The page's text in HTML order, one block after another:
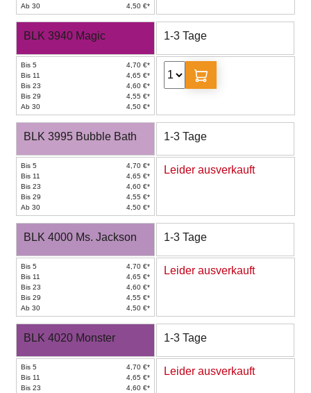
Ab 30
4,50 €*
BLK 3940 Magic 1-3 Tage
Bis 5
4,70 €*
Bis 11
4,65 €*
Bis 23
4,60 €*
Bis 29
4,55 €*
Ab 30
4,50 €*
BLK 3995 Bubble Bath 1-3 Tage
Bis 5
4,70 €*
Bis 11
4,65 €*
Bis 23
4,60 €*
Bis 29
4,55 €*
Ab 30
4,50 €*
Leider ausverkauft
BLK 4000 Ms. Jackson 1-3 Tage
Bis 5
4,70 €*
Bis 11
4,65 €*
Bis 23
4,60 €*
Bis 29
4,55 €*
Ab 30
4,50 €*
Leider ausverkauft
BLK 4020 Monster 1-3 Tage
Bis 5
4,70 €*
Bis 11
4,65 €*
Bis 23
4,60 €*
Leider ausverkauft